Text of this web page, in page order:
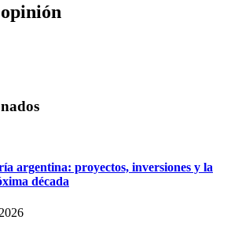
argentina: proyectos, inversiones y la
década